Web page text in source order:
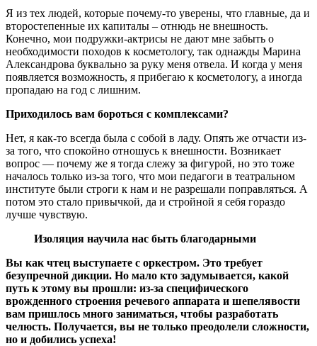
Я из тех людей, которые почему-то уверены, что главные, да и
второстепенные их капиталы – отнюдь не внешность.
Конечно, мои подружки-актрисы не дают мне забыть о
необходимости походов к косметологу, так однажды Марина
Александрова буквально за руку меня отвела. И когда у меня
появляется возможность, я прибегаю к косметологу, а иногда
пропадаю на год с лишним.
Приходилось вам бороться с комплексами?
Нет, я как-то всегда была с собой в ладу. Опять же отчасти из-
за того, что спокойно отношусь к внешности. Возникает
вопрос — почему же я тогда слежу за фигурой, но это тоже
началось только из-за того, что мои педагоги в театральном
институте были строги к нам и не разрешали поправляться. А
потом это стало привычкой, да и стройной я себя гораздо
лучше чувствую.
Изоляция научила нас быть благодарными
Вы как чтец выступаете с оркестром. Это требует
безупречной дикции. Но мало кто задумывается, какой
путь к этому вы прошли: из-за специфического
врожденного строения речевого аппарата и шепелявости
вам пришлось много заниматься, чтобы разработать
челюсть. Получается, вы не только преодолели сложности,
но и добились успеха!